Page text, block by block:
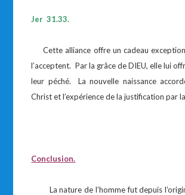
Jer 31.33.
Cette alliance offre un cadeau
l’acceptent. Par la grâce de DIEU, elle lui
leur péché. La nouvelle naissance
Christ et l’expérience de la justification par
Conclusion.
La nature de l’homme fut depuis